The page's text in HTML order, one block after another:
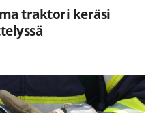
traktori keräsi